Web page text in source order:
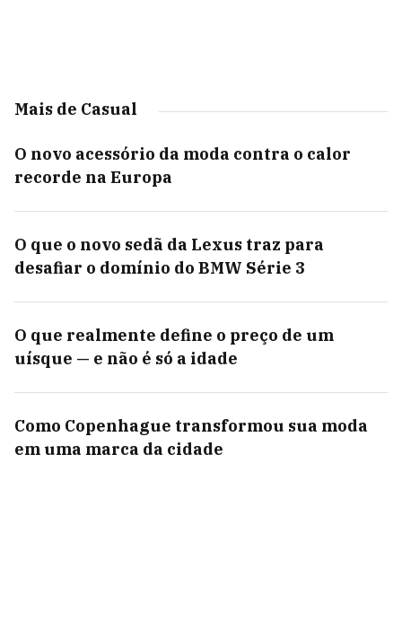
Mais de Casual
O novo acessório da moda contra o calor
recorde na Europa
O que o novo sedã da Lexus traz para
desafiar o domínio do BMW Série 3
O que realmente define o preço de um
uísque — e não é só a idade
Como Copenhague transformou sua moda
em uma marca da cidade